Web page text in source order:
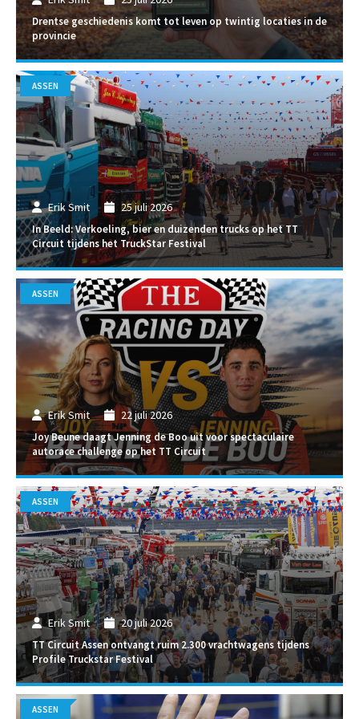
Drentse geschiedenis komt tot leven op twintig locaties in de
provincie
Erik Smit 25 juli 2026
In Beeld: Verkoeling, bier en duizenden trucks op het TT
Circuit tijdens het TruckStar Festival
ASSEN
Erik Smit 22 juli 2026
Joy Beune daagt Jenning de Boo uit voor spectaculaire
autorace challenge op het TT Circuit
ASSEN
Erik Smit 20 juli 2026
TT Circuit Assen ontvangt ruim 2.300 vrachtwagens tijdens
Profile Truckstar Festival
ASSEN
ASSEN